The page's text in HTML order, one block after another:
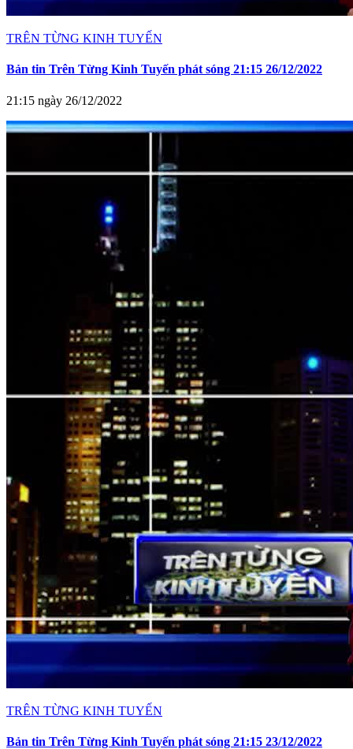
TRÊN TỪNG KINH TUYẾN
Bản tin Trên Từng Kinh Tuyến phát sóng 21:15 26/12/2022
21:15 ngày 26/12/2022
TRÊN TỪNG KINH TUYẾN
Bản tin Trên Từng Kinh Tuyến phát sóng 21:15 23/12/2022